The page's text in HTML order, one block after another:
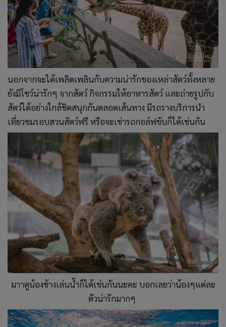
นอกจากจะได้เพลิดเพลินกับความน่ารักของเหล่าสัตว์ทั้งหลาย
ยังมีโชว์น่ารักๆ จากสัตว์ กิจกรรมให้อาหารสัตว์ และถ่ายรูปกับ
สัตว์ได้อย่างใกล้ชิดสนุกกันตลอดเส้นทาง มีรถรางบริการนำ
เที่ยวชมรอบสวนสัตว์ฟรี หรือจะเช่ารถกอล์ฟขับก็ได้เช่นกัน
มาาดูน้องช้างเล่นน้ำก็ได้เช่นกันนะคะ บอกเลยว่าน้องๆแต่ละ
ตัวน่ารักมากๆ